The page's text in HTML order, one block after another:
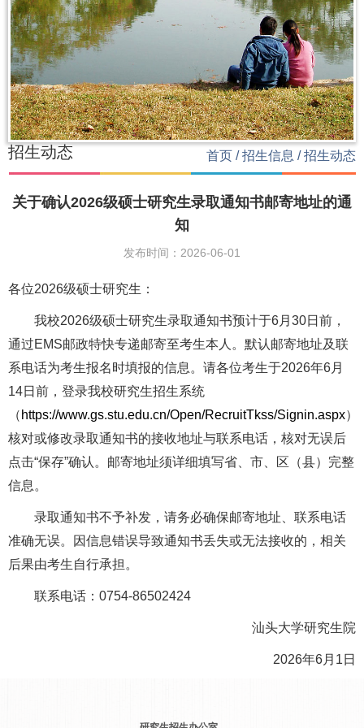
招生动态 首页 /招生信息 /招生动态
关于确认2026级硕士研究生录取通知书邮寄地址的通
知
发布时间：2026-06-01
各位2026级硕士研究生：
我校2026级硕士研究生录取通知书预计于6月30日前，
通过EMS邮政特快专递邮寄至考生本人。默认邮寄地址及联
系电话为考生报名时填报的信息。请各位考生于2026年6月
14日前，登录我校研究生招生系统
（ https://www.gs.stu.edu.cn/Open/RecruitTkss/Signin.aspx）
核对或修改录取通知书的接收地址与联系电话，核对无误后
点击“保存”确认。邮寄地址须详细填写省、市、区（县）完整
信息。
录取通知书不予补发，请务必确保邮寄地址、联系电话
准确无误。因信息错误导致通知书丢失或无法接收的，相关
后果由考生自行承担。
联系电话：0754-86502424
汕头大学研究生院
2026年6月1日